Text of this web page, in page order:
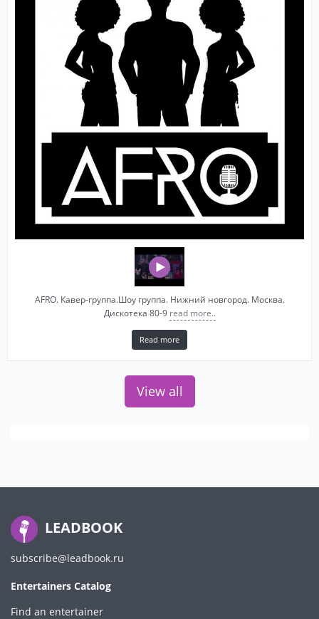
AFRO. Кавер-группа.Шоу группа. Нижний новгород. Москва.
Дискотека 80-9 read more..
Read more
View all
LEADBOOK
subscribe@leadbook.ru
Entertainers Catalog
Find an entertainer